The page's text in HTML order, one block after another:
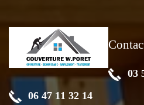
03
06 47 11 32 14